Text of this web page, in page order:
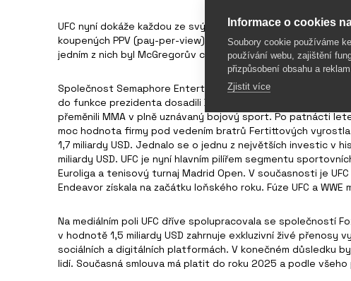
UFC nyní dokáže každou ze svých akcí prezentovat jako
koupených PPV (pay-per-view) za zápas UFC 229 v roce
jedním z nich byl McGregorův crossoverový zápas s
Společnost Semaphore Entertainment Group (SEG) prodala
do funkce prezidenta dosadili Danu Whitea. Ten je v
přeměnili MMA v plně uznávaný bojový sport. Po patnácti
moc hodnota firmy pod vedením bratrů Fertittových
1,7 miliardy USD. Jednalo se o jednu z největších investic v
miliardy USD. UFC je nyní hlavním pilířem segmentu
Euroliga a tenisový turnaj Madrid Open. V současnosti je
Endeavor získala na začátku loňského roku. Fúze UFC a
Na mediálním poli UFC dříve spolupracovala se společností
v hodnotě 1,5 miliardy USD zahrnuje exkluzivní živé přenosy
sociálních a digitálních platformách. V konečném důsledku
lidí. Současná smlouva má platit do roku 2025 a podle
Informace o cookies
Soubory cookie používáme
používání webu, zajištění
přizpůsobení obsahu a reklam.
Zjistit více